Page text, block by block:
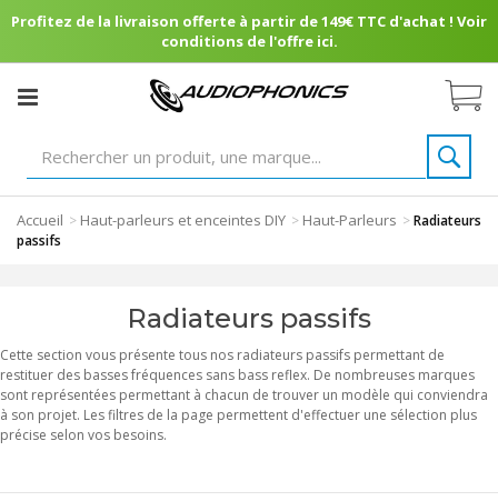
Profitez de la livraison offerte à partir de 149€ TTC d'achat ! Voir
conditions de l'offre ici.
Accueil > Haut-parleurs et enceintes DIY > Haut-Parleurs >Radiateurs
passifs
Radiateurs passifs
Cette section vous présente tous nos radiateurs passifs permettant de
restituer des basses fréquences sans bass reflex. De nombreuses marques
sont représentées permettant à chacun de trouver un modèle qui conviendra
à son projet. Les filtres de la page permettent d'effectuer une sélection plus
précise selon vos besoins.